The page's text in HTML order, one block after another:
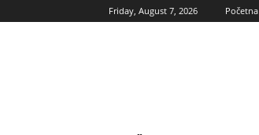
Friday, August 7, 2026 Početna